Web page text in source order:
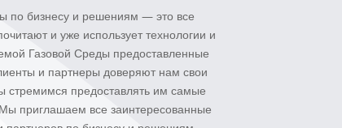
по бизнесу и решениям — это все
и уже использует технологии и
Газовой Среды предоставленные
и партнеры доверяют нам свои
стремимся предоставлять им самые
приглашаем все заинтересованные